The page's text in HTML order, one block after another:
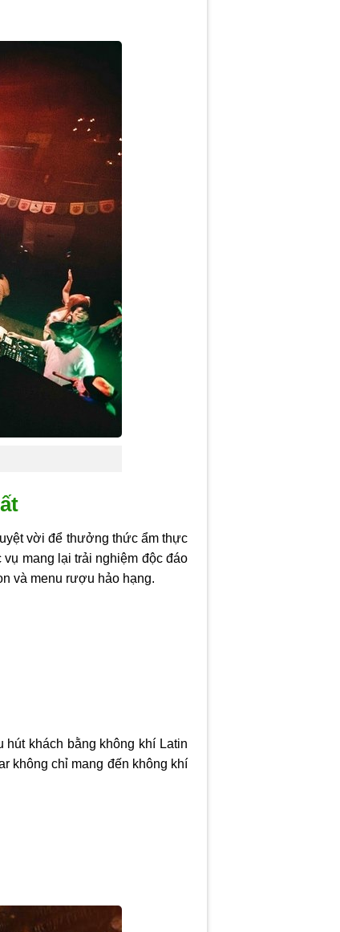
vời để thưởng thức ẩm thực
mang lại trải nghiệm độc đáo
và menu rượu hảo hạng.
hút khách bằng không khí Latin
không chỉ mang đến không khí